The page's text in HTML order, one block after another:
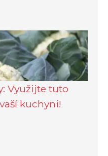
Využijte tuto
kuchyni!